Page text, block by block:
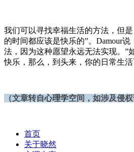
我们可以寻找幸福生活的方法，但
的时间都应该是快乐的”。Damour
法，因为这种愿望永远无法实现。”
快乐，那么，到头来，你的日常生活
（文章转自心理学空间 ， 如涉及侵
首页
关于晓然